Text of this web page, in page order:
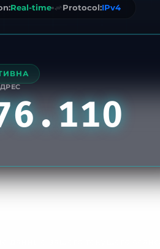
Real-time Protocol:IPv4